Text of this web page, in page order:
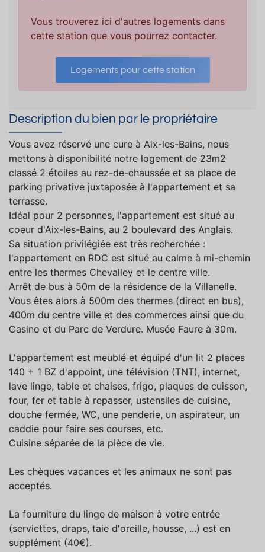
Vous trouverez ici d'autres logements dans
cette station que vous pourrez contacter.
Logements pour cette station
Description du bien par le propriétaire
Vous avez réservé une cure à Aix-les-Bains, nous
mettons à disponibilité notre logement de 23m2
classé 2 étoiles au rez-de-chaussée et sa place de
parking privative juxtaposée à l'appartement et sa
terrasse.
Idéal pour 2 personnes, l'appartement est situé au
coeur d'Aix-les-Bains, au 2 boulevard des Anglais.
Sa situation privilégiée est très recherchée :
l'appartement en RDC est situé au calme à mi-chemin
entre les thermes Chevalley et le centre ville.
Arrêt de bus à 50m de la résidence de la Villanelle.
Vous êtes alors à 500m des thermes (direct en bus),
400m du centre ville et des commerces ainsi que du
Casino et du Parc de Verdure. Musée Faure à 30m.
L'appartement est meublé et équipé d'un lit 2 places
140 + 1 BZ d'appoint, une télévision (TNT), internet,
lave linge, table et chaises, frigo, plaques de cuisson,
four, fer et table à repasser, ustensiles de cuisine,
douche fermée, WC, une penderie, un aspirateur, un
caddie pour faire ses courses, etc.
Cuisine séparée de la pièce de vie.
Les chèques vacances et les animaux ne sont pas
acceptés.
La fourniture du linge de maison à votre entrée
(serviettes, draps, taie d'oreille, housse, ...) est en
supplément (40€).